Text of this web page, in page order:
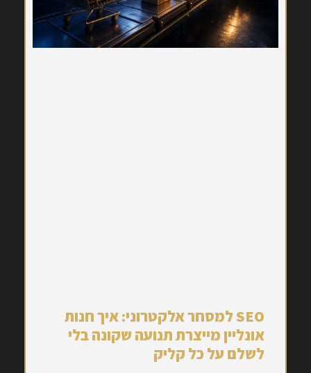
SEO למסחר אלקטרוני: איך חנות
אונליין מייצרת תנועה שקונה בלי
לשלם על כל קליק